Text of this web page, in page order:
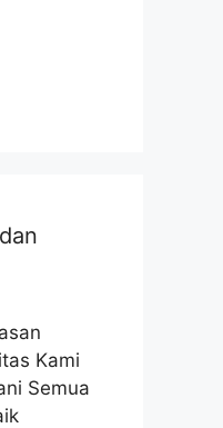
Kami
Semua